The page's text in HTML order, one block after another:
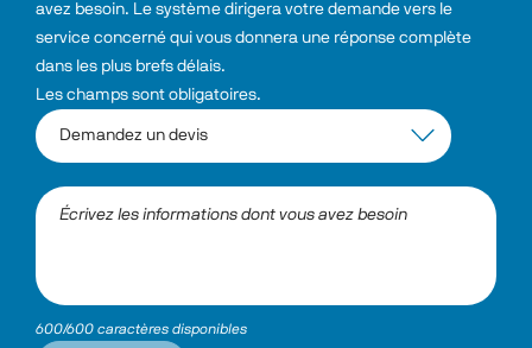
avez besoin. Le système dirigera votre demande vers le
service concerné qui vous donnera une réponse complète
dans les plus brefs délais.
Les champs sont obligatoires.
600/600 caractères disponibles